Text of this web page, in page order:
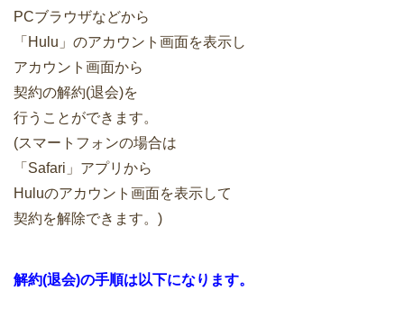
PCブラウザなどから
「Hulu」のアカウント画面を表示し
アカウント画面から
契約の解約(退会)を
行うことができます。
(スマートフォンの場合は
「Safari」アプリから
Huluのアカウント画面を表示して
契約を解除できます。)
解約(退会)の手順は以下になります。